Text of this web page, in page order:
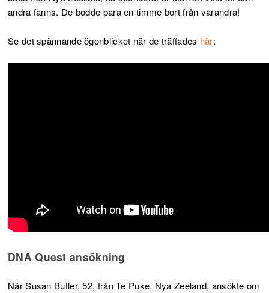
andra fanns. De bodde bara en timme bort från varandra!
Se det spännande ögonblicket när de träffades här:
DNA Quest ansökning
När Susan Butler, 52, från Te Puke, Nya Zeeland, ansökte om